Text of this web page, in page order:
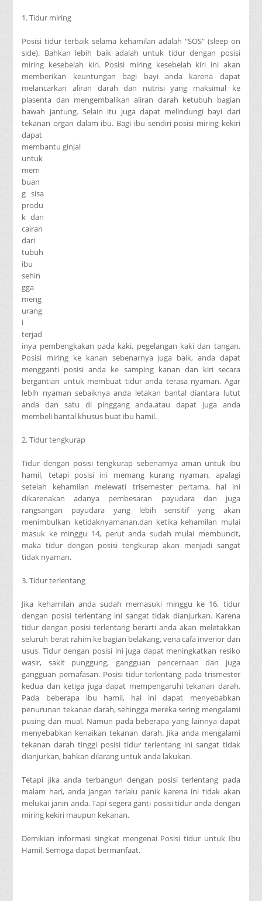
1. Tidur miring
Posisi tidur terbaik selama kehamilan adalah "SOS" (sleep on
side). Bahkan lebih baik adalah untuk tidur dengan posisi
miring kesebelah kiri. Posisi miring kesebelah kiri ini akan
memberikan keuntungan bagi bayi anda karena dapat
melancarkan aliran darah dan nutrisi yang maksimal ke
plasenta dan mengembalikan aliran darah ketubuh bagian
bawah jantung. Selain itu juga dapat melindungi bayi dari
tekanan organ dalam ibu. Bagi ibu sendiri posisi miring kekiri
dapat
membantu ginjal
untuk
mem
buan
g sisa
produ
k dan
cairan
dari
tubuh
ibu
sehin
gga
meng
urang
i
terjad
inya pembengkakan pada kaki, pegelangan kaki dan tangan.
Posisi miring ke kanan sebenarnya juga baik, anda dapat
mengganti posisi anda ke samping kanan dan kiri secara
bergantian untuk membuat tidur anda terasa nyaman. Agar
lebih nyaman sebaiknya anda letakan bantal diantara lutut
anda dan satu di pinggang anda.atau dapat juga anda
membeli bantal khusus buat ibu hamil.
2. Tidur tengkurap
Tidur dengan posisi tengkurap sebenarnya aman untuk ibu
hamil, tetapi posisi ini memang kurang nyaman, apalagi
setelah kehamilan melewati trisemester pertama, hal ini
dikarenakan adanya pembesaran payudara dan juga
rangsangan payudara yang lebih sensitif yang akan
menimbulkan ketidaknyamanan.dan ketika kehamilan mulai
masuk ke minggu 14, perut anda sudah mulai membuncit,
maka tidur dengan posisi tengkurap akan menjadi sangat
tidak nyaman.
3. Tidur terlentang
Jika kehamilan anda sudah memasuki minggu ke 16, tidur
dengan posisi terlentang ini sangat tidak dianjurkan. Karena
tidur dengan posisi terlentang berarti anda akan meletakkan
seluruh berat rahim ke bagian belakang, vena cafa inverior dan
usus. Tidur dengan posisi ini juga dapat meningkatkan resiko
wasir, sakit punggung, gangguan pencernaan dan juga
gangguan pernafasan. Posisi tidur terlentang pada trismester
kedua dan ketiga juga dapat mempengaruhi tekanan darah.
Pada beberapa ibu hamil, hal ini dapat menyebabkan
penurunan tekanan darah, sehingga mereka sering mengalami
pusing dan mual. Namun pada beberapa yang lainnya dapat
menyebabkan kenaikan tekanan darah. Jika anda mengalami
tekanan darah tinggi posisi tidur terlentang ini sangat tidak
dianjurkan, bahkan dilarang untuk anda lakukan.
Tetapi jika anda terbangun dengan posisi terlentang pada
malam hari, anda jangan terlalu panik karena ini tidak akan
melukai janin anda. Tapi segera ganti posisi tidur anda dengan
miring kekiri maupun kekanan.
Demikian informasi singkat mengenai Posisi tidur untuk Ibu
Hamil. Semoga dapat bermanfaat.